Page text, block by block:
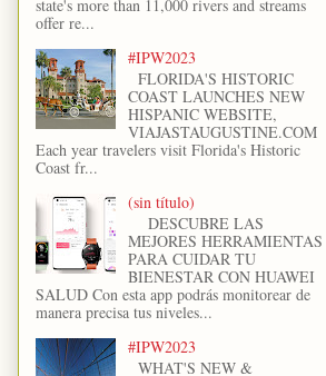
state's more than 11,000 rivers and streams
offer re...
#IPW2023
FLORIDA'S HISTORIC
COAST LAUNCHES NEW
HISPANIC WEBSITE,
VIAJASTAUGUSTINE.COM
Each year travelers visit Florida's Historic
Coast fr...
(sin título)
DESCUBRE LAS
MEJORES HERRAMIENTAS
PARA CUIDAR TU
BIENESTAR CON HUAWEI
SALUD Con esta app podrás monitorear de
manera precisa tus niveles...
#IPW2023
WHAT'S NEW &